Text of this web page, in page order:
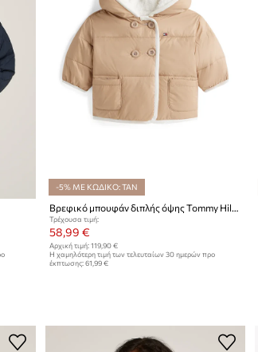
-5% ΜΕ ΚΩΔΙΚΟ: TAN
Βρεφικό μπουφάν διπλής όψης Tommy Hilfiger
Τρέχουσα τιμή:
58,99 €
Αρχική τιμή: 119,90 €
Η χαμηλότερη τιμή των τελευταίων 30 ημερών προ
έκπτωσης: 61,99 €